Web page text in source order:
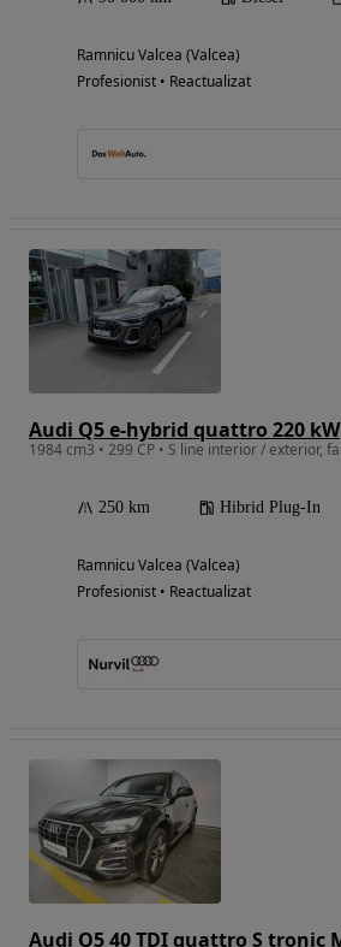
Ramnicu Valcea (Valcea)
Profesionist • Reactualizat
Audi Q5 e-hybrid quattro 220 kW
250 km Hibrid Plug-In
Ramnicu Valcea (Valcea)
Profesionist • Reactualizat